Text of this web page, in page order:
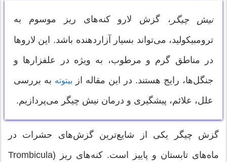
نیش چیگر ، گزش لارو کنه‌های ریز موسوم به
ترومبیکولید، می‌تواند بسیار آزاردهنده باشد. این لاروها
در مناطق گرم و مرطوب، به ویژه در علفزارها و
جنگل‌ها، رایج هستند. در این مقاله از
بیتوته به بررسی
علل، علائم، پیشگیری و درمان نیش چیگر می‌پردازیم.
گزش چیگر یکی از شایع‌ترین گزش‌های حشرات در
ماه‌های تابستان و پاییز است. کنه‌های ریز (Trombicula